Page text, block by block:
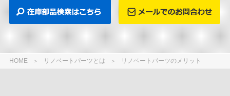
HOME リノベートパーツとは リノベートパーツのメリット